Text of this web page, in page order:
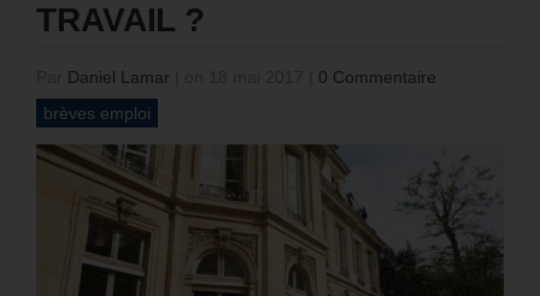
TRAVAIL ?
Daniel Lamar
0 Commentaire
brèves emploi